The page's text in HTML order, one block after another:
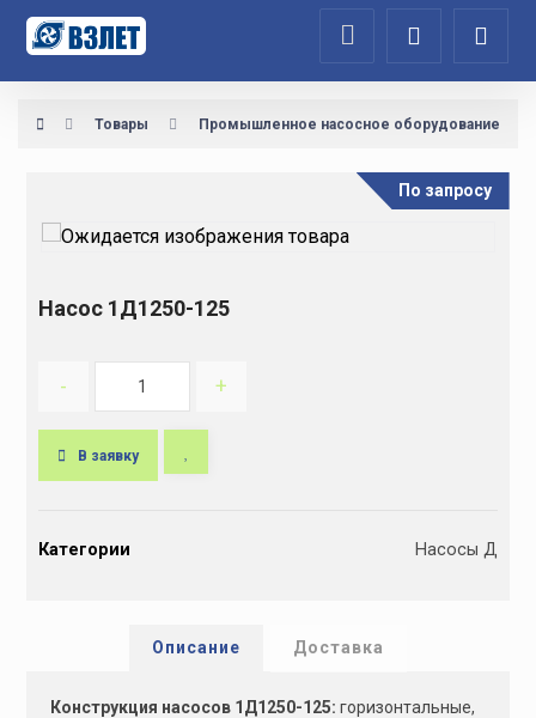
Товары Промышленное насосное оборудование
Насос 1Д1250-125
По запросу
- +
В заявку
tКатегории Насосы Д
Описание Доставка
Конструкция насосов 1Д1250-125:горизонтальные,